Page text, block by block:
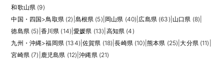
和歌山県 (9)
中国・四国>鳥取県 (2) 島根県 (5) 岡山県 (40) 広島県 (63) 山口県 (8)
徳島県 (5) 香川県 (14) |愛媛県 (13) 高知県 (4)
九州・沖縄>福岡県 (134) |佐賀県 (18) |長崎県 (10) 熊本県 (25) |大分県 (11)
宮崎県 (7) 鹿児島県 (12) |沖縄県 (21)